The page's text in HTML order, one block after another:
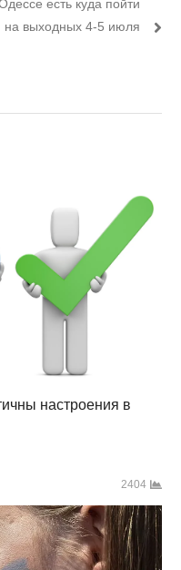
есть куда пойти
на выходных 4-5 июля
настроения в
2404